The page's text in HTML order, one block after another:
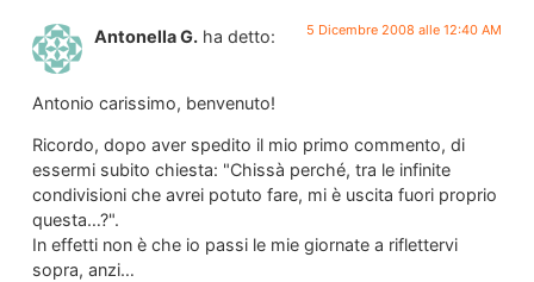
Antonella G. ha detto: 5 Dicembre 2008 alle 12:40 AM
Antonio carissimo, benvenuto!
Ricordo, dopo aver spedito il mio primo commento, di
essermi subito chiesta: "Chissà perché, tra le infinite
condivisioni che avrei potuto fare, mi è uscita fuori proprio
questa…?".
In effetti non è che io passi le mie giornate a riflettervi
sopra, anzi…